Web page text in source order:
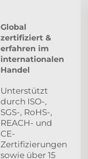
Global
zertifiziert &
erfahren im
internationalen
Handel
Unterstützt
durch ISO-,
SGS-, RoHS-,
REACH- und
CE-
Zertifizierungen
sowie über 15